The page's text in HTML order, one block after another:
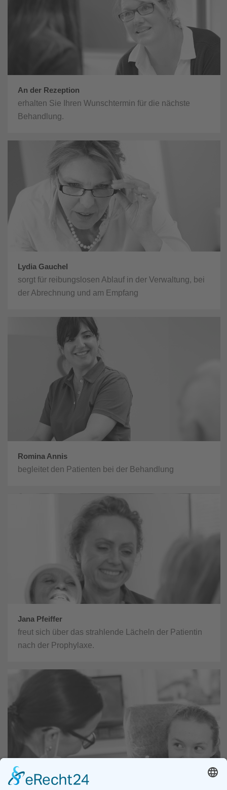
An der Rezeption
erhalten Sie Ihren Wunschtermin für die nächste
Behandlung.
Lydia Gauchel
sorgt für reibungslosen Ablauf in der Verwaltung, bei
der Abrechnung und am Empfang
Romina Annis
begleitet den Patienten bei der Behandlung
Jana Pfeiffer
freut sich über das strahlende Lächeln der Patientin
nach der Prophylaxe.